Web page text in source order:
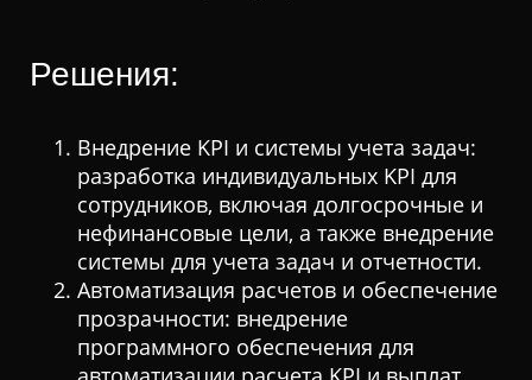
Решения:
Внедрение KPI и системы учета задач:
разработка индивидуальных KPI для
сотрудников, включая долгосрочные и
нефинансовые цели, а также внедрение
системы для учета задач и отчетности.
Автоматизация расчетов и обеспечение
прозрачности: внедрение
программного обеспечения для